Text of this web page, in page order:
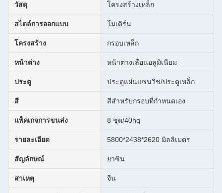
วัสดุ โครงสร้างเหล็ก
สไตล์การออกแบบ โมเดิร์น
โครงสร้าง กรอบเหล็ก
หน้าต่าง หน้าต่างเลื่อนอลูมิเนียม
ประตู ประตูแผ่นแซนวิช/ประตูเหล็ก
สี สีสําหรับกรอบที่กําหนดเอง
แพ็คเกจการขนส่ง 8 ชุด/40hq
รายละเอียด 5800*2438*2620 มิลลิเมตร
สัญลักษณ์ ยาซิน
สาเหตุ จีน